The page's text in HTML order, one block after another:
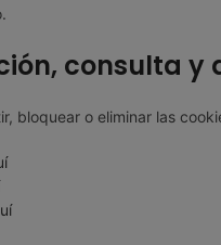
consulta y
bloquear o eliminar las